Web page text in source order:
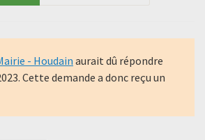
- Houdain aurait dû répondre
. Cette demande a donc reçu un